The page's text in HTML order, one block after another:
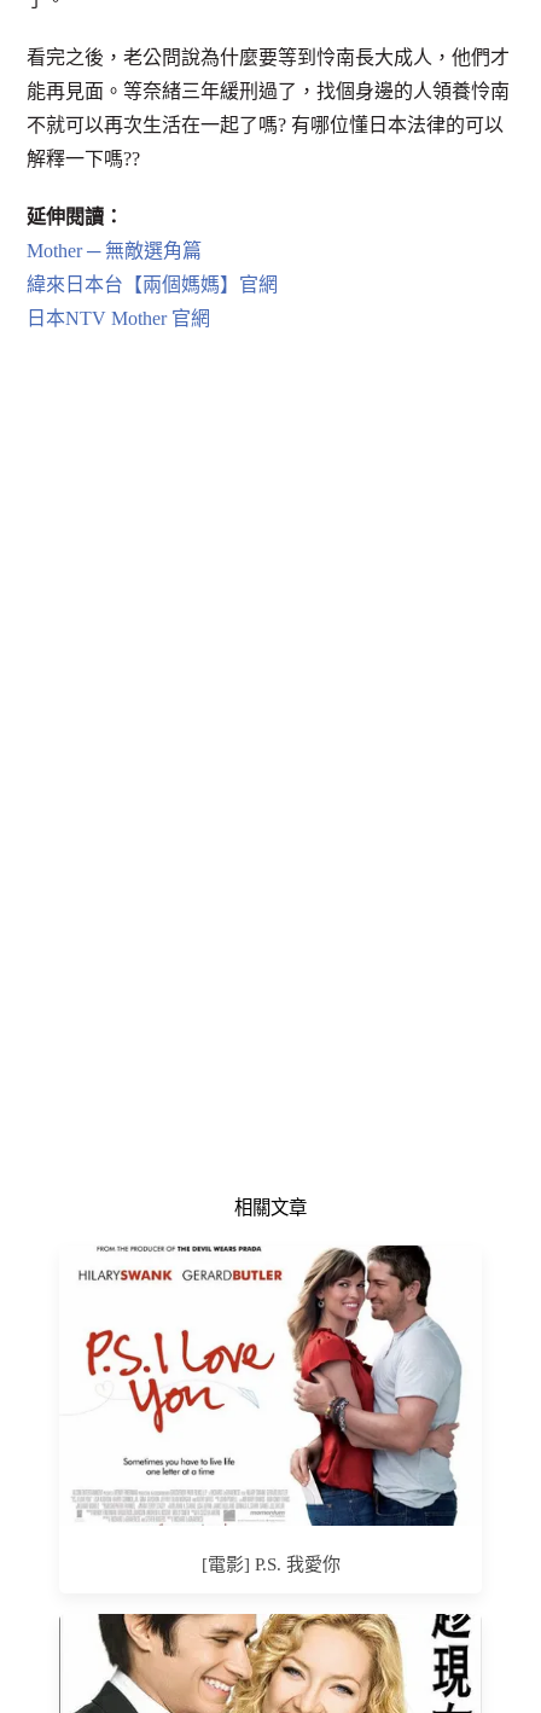
看完之後，老公問說為什麼要等到怜南長大成人，他們才
能再見面。等奈緒三年緩刑過了，找個身邊的人領養怜南
不就可以再次生活在一起了嗎? 有哪位懂日本法律的可以
解釋一下嗎??
延伸閱讀：
Mother ─ 無敵選角篇
緯來日本台【兩個媽媽】官網
日本NTV Mother 官網
相關文章
[電影] P.S. 我愛你